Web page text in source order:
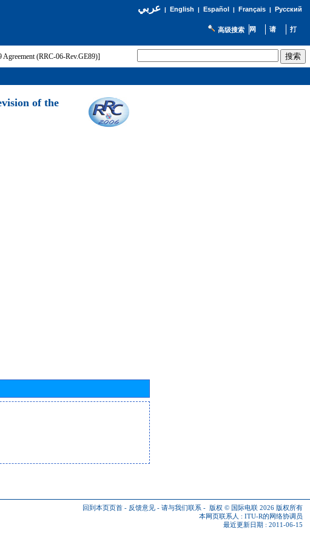
عربي| English | Español | Français| Русский
高级搜索
Agreement (RRC-06-Rev.GE89)]
of the
回到本页页首 - 反馈意见 - 请与我们联系 - 版权 © 国际电联 2026 版权所有
本网页联系人 : ITU-R的网络协调员
最近更新日期 : 2011-06-15